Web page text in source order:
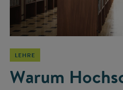
LEHRE
Warum